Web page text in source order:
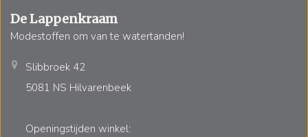
De Lappenkraam
Modestoffen om van te watertanden!
Slibbroek 42
5081 NS Hilvarenbeek
Openingstijden winkel: